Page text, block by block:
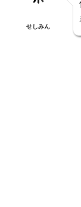
せしみん